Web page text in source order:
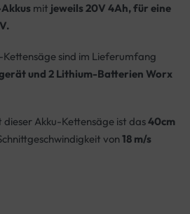
mit jeweils 20V 4Ah, für eine
sind im Lieferumfang
und 2 Lithium-Batterien Worx
dieser Akku-Kettensäge ist das40cm
von 18 m/s